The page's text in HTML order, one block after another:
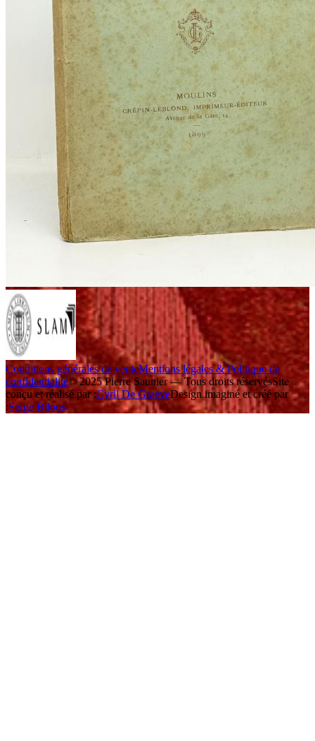
Conditions générales de venteMentions légales & Politique de
confidentialité© 2025 Pierre Saunier — Tous droits réservésSite
conçu et réalisé par :Cyril De GraeveDesign imaginé et créé par
:Serge Bilous